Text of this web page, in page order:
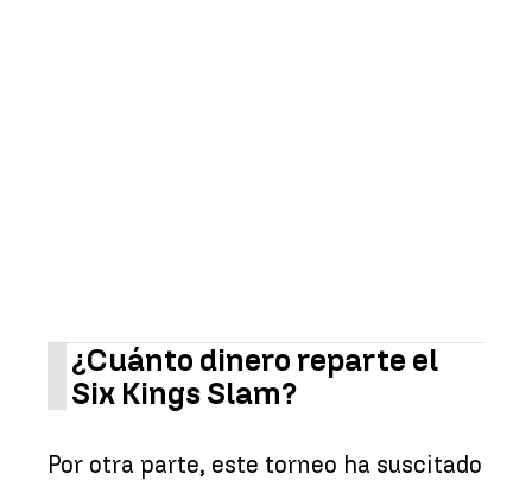
¿Cuánto dinero reparte el
Six Kings Slam?
Por otra parte, este torneo ha suscitado